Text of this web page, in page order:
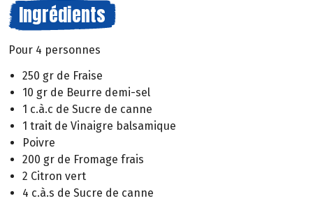
Ingrédients
Pour 4 personnes
250 gr de Fraise
10 gr de Beurre demi-sel
1 c.à.c de Sucre de canne
1 trait de Vinaigre balsamique
Poivre
200 gr de Fromage frais
2 Citron vert
4 c.à.s de Sucre de canne